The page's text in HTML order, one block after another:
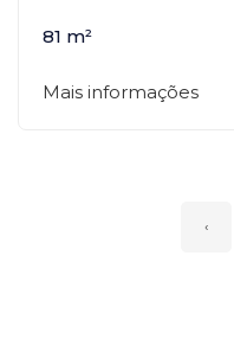
81 m²
Mais informações
‹